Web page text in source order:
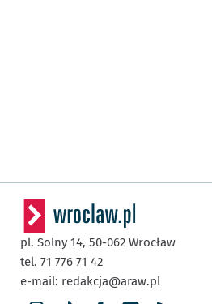
pl. Solny 14, 50-062 Wrocław
tel. 71 776 71 42
e-mail: redakcja@araw.pl